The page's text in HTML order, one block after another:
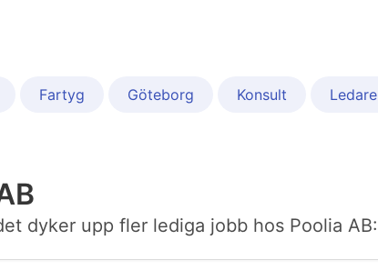
Fartyg Göteborg Konsult Ledare
dyker upp fler lediga jobb hos Poolia AB: